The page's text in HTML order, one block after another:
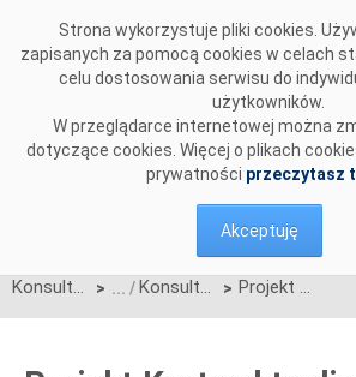
Strona wykorzystuje pliki cookies.
zapisanych za pomocą cookies w celach
celu dostosowania serwisu do
użytkowników.
W przeglądarce internetowej można
dotyczące cookies. Więcej o plikach
prywatności przeczytasz
Akceptuję
Konsultacje > Konsultacje zakończone > Projekt Karty aktualizacji nr 1/CW-1/CK-1/CB-1/2024 do nowej IRiESP